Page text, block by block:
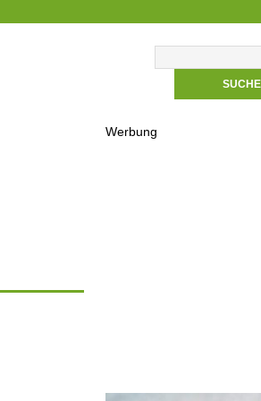
Werbung